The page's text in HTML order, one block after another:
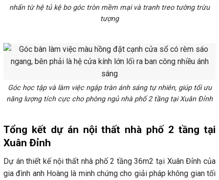
nhấn từ hệ tủ kệ bo góc tròn mềm mại và tranh treo tường trừu
tượng
Góc học tập và làm việc ngập tràn ánh sáng tự nhiên, giúp tối ưu
năng lượng tích cực cho phòng ngủ nhà phố 2 tầng tại Xuân Đỉnh
Tổng kết dự án nội thất nhà phố 2 tầng tại
Xuân Đỉnh
Dự án thiết kế nội thất nhà phố 2 tầng 36m2 tại Xuân Đỉnh của
gia đình anh Hoàng là minh chứng cho giải pháp không gian tối